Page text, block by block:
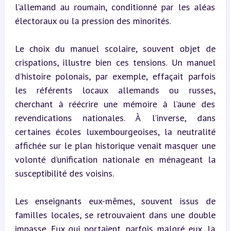
l’allemand au roumain, conditionné par les aléas
électoraux ou la pression des minorités.
Le choix du manuel scolaire, souvent objet de
crispations, illustre bien ces tensions. Un manuel
d’histoire polonais, par exemple, effaçait parfois
les référents locaux allemands ou russes,
cherchant à réécrire une mémoire à l’aune des
revendications nationales. À l’inverse, dans
certaines écoles luxembourgeoises, la neutralité
affichée sur le plan historique venait masquer une
volonté d’unification nationale en ménageant la
susceptibilité des voisins.
Les enseignants eux-mêmes, souvent issus de
familles locales, se retrouvaient dans une double